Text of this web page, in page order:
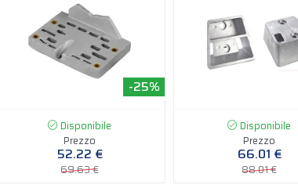
-25%
Disponibile
Prezzo
52.22 €
69.63 €
Disponibile
Prezzo
66.01 €
88.01 €